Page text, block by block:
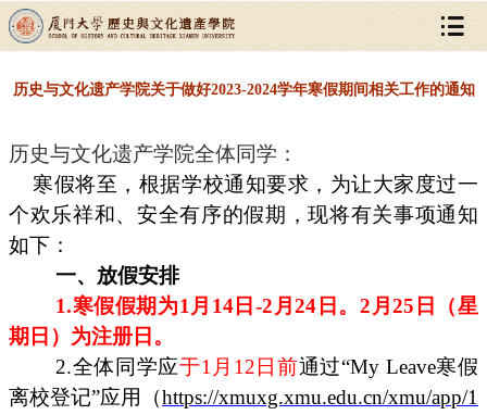
历史与文化遗产学院关于做好2023-2024学年寒假期间相关工作的通知
历史与文化遗产学院全体同学：
寒假将至，根据学校通知要求，为让大家度过一
个欢乐祥和、安全有序的假期，现将有关事项通知
如下：
一、放假安排
1.寒假假期为1月14日-2月24日。2月25日（星
期日）为注册日。
2.全体同学应于1月12日前通过“My Leave寒假
离校登记”应用（https://xmuxg.xmu.edu.cn/xmu/app/1